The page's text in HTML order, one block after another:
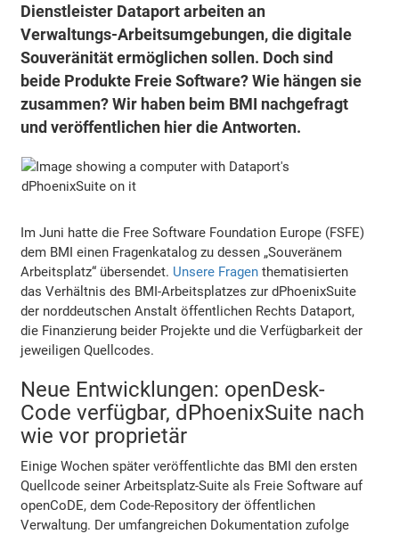
Dienstleister Dataport arbeiten an
Verwaltungs-Arbeitsumgebungen, die digitale
Souveränität ermöglichen sollen. Doch sind
beide Produkte Freie Software? Wie hängen sie
zusammen? Wir haben beim BMI nachgefragt
und veröffentlichen hier die Antworten.
Im Juni hatte die Free Software Foundation Europe (FSFE)
dem BMI einen Fragenkatalog zu dessen „Souveränem
Arbeitsplatz“ übersendet. Unsere Fragen thematisierten
das Verhältnis des BMI-Arbeitsplatzes zur dPhoenixSuite
der norddeutschen Anstalt öffentlichen Rechts Dataport,
die Finanzierung beider Projekte und die Verfügbarkeit der
jeweiligen Quellcodes.
Neue Entwicklungen: openDesk-
Code verfügbar, dPhoenixSuite nach
wie vor proprietär
Einige Wochen später veröffentlichte das BMI den ersten
Quellcode seiner Arbeitsplatz-Suite als Freie Software auf
openCoDE, dem Code-Repository der öffentlichen
Verwaltung. Der umfangreichen Dokumentation zufolge